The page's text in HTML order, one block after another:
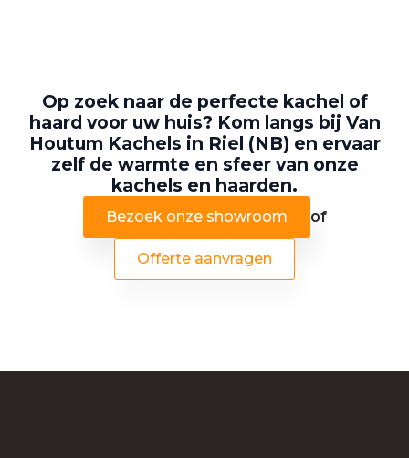
Op zoek naar de perfecte kachel of
haard voor uw huis? Kom langs bij Van
Houtum Kachels in Riel (NB) en ervaar
zelf de warmte en sfeer van onze
kachels en haarden.
Bezoek onze showroom of
Offerte aanvragen